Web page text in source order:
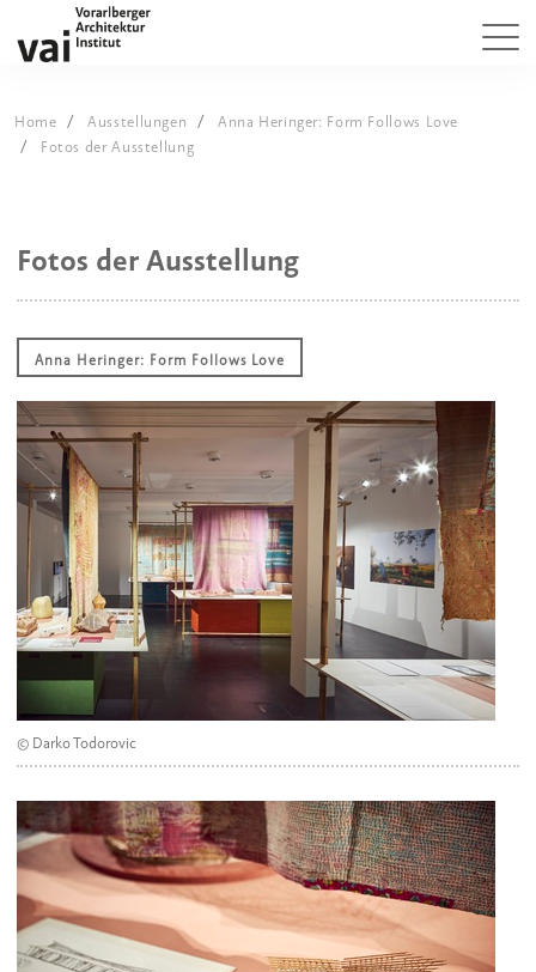
Home Ausstellungen
Anna Heringer: Form Follows Love
Fotos der Ausstellung
Fotos der Ausstellung
Anna Heringer: Form Follows Love
© Darko Todorovic